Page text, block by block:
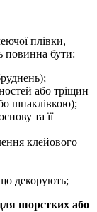
плівки,
повинна бути:
або тріщин
шпаклівкою);
та її
клейового
декорують;
шорстких або